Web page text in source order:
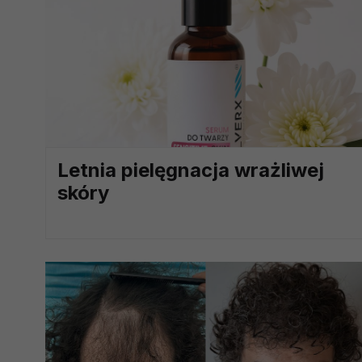
Letnia pielęgnacja wrażliwej
skóry
prawną dla pomiarów
Przetwarzanie Twoich danych w
zgody.